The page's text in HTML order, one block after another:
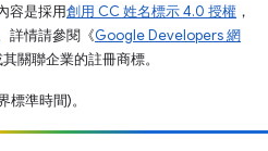
容是採用創用 CC 姓名標示 4.0 授權 ，
詳情請參閱《Google Developers 網
關聯企業的註冊商標。
準時間)。